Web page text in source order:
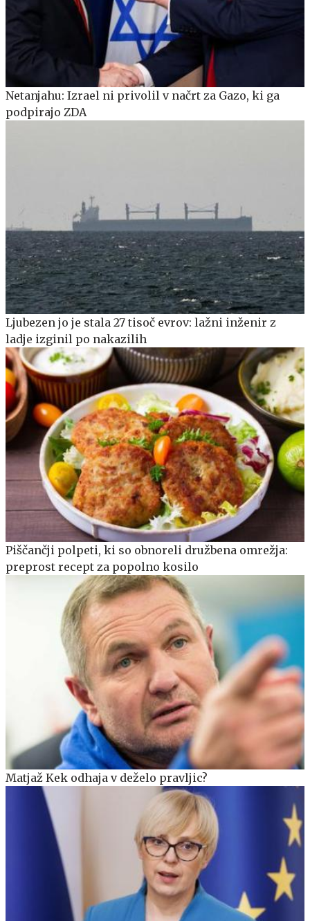
Netanjahu: Izrael ni privolil v načrt za Gazo, ki ga
podpirajo ZDA
Ljubezen jo je stala 27 tisoč evrov: lažni inženir z
ladje izginil po nakazilih
Piščančji polpeti, ki so obnoreli družbena omrežja:
preprost recept za popolno kosilo
Matjaž Kek odhaja v deželo pravljic?